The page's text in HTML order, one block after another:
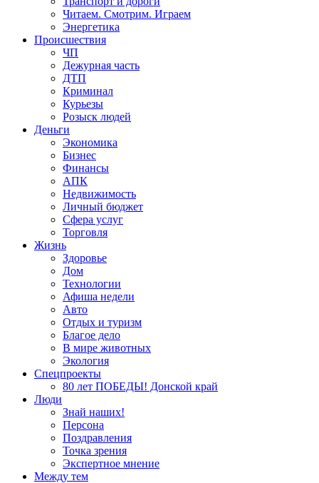
Читаем. Смотрим. Играем
Энергетика
Происшествия
ЧП
Дежурная часть
ДТП
Криминал
Курьезы
Розыск людей
Деньги
Экономика
Бизнес
Финансы
АПК
Недвижимость
Личный бюджет
Сфера услуг
Торговля
Жизнь
Здоровье
Дом
Технологии
Афиша недели
Авто
Отдых и туризм
Благое дело
В мире животных
Экология
Спецпроекты
80 лет ПОБЕДЫ! Донской край
Люди
Знай наших!
Персона
Поздравления
Точка зрения
Экспертное мнение
Между тем